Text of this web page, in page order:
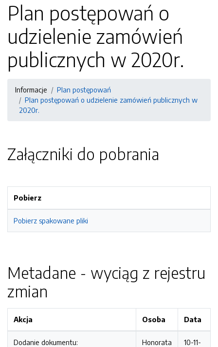
Plan postępowań o
udzielenie zamówień
publicznych w 2020r.
Informacje
Plan postępowań
Plan postępowań o udzielenie zamówień publicznych w
2020r.
Załączniki do pobrania
Pobierz
Pobierz spakowane pliki
Metadane - wyciąg z rejestru
zmian
Akcja Osoba Data
Dodanie dokumentu:
Honorata
10-11-